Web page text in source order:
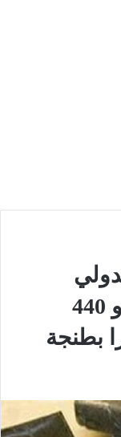
للمخدرات وحجز 11 طنا و 440
بطنجة